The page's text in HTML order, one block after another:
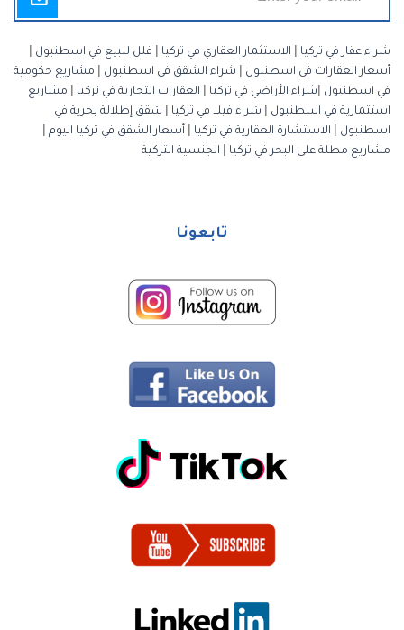
شراء عقار في تركيا الاستثمار العقاري في تركيا فلل للبيع في اسطنبول
أسعار العقارات في اسطنبول
شراء الشقق في اسطنبول
مشاريع حكومية
في اسطنبول
شراء الأراضي في تركيا العقارات التجارية في تركيا
مشاريع
استثمارية في اسطنبول
شراء فيلا في تركيا
شقق إطلالة بحرية في
اسطنبول
الاستشارة العقارية في تركيا أسعار الشقق في تركيا اليوم
مشاريع مطلة على البحر في تركيا
الجنسية التركية
تابعونا